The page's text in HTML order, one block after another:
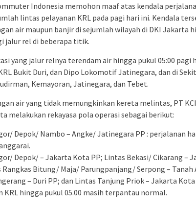
Indonesia memohon maaf atas kendala
lintas pelayanan KRL pada pagi hari ini. Kendala
air maupun banjir di sejumlah wilayah di DKI Jakarta
jalur rel di beberapa titik.
yang jalur relnya terendam air hingga pukul 05:00 pagi
Bukit Duri, dan Dipo Lokomotif Jatinegara, dan di
Kemayoran, Jatinegara, dan Tebet.
air yang tidak memungkinkan kereta melintas, PT KCI
melakukan rekayasa pola operasi sebagai berikut:
Depok/ Nambo – Angke/ Jatinegara PP : perjalanan
Depok/ – Jakarta Kota PP; Lintas Bekasi/ Cikarang –
Rangkas Bitung/ Maja/ Parungpanjang/ Serpong – Tanah
– Duri PP; dan Lintas Tanjung Priok – Jakarta Kota
KRL hingga pukul 05.00 masih terpantau normal.